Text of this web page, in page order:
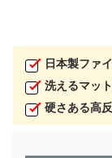
日本製ファ
洗えるマッ
硬さある高